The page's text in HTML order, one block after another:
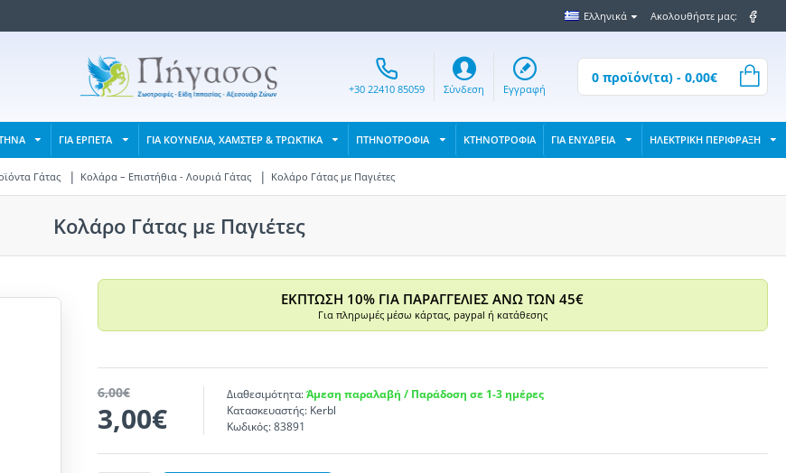
Ελληνικά Ακολουθήστε μας:
+30 22410 85059 Σύνδεση Εγγραφή
0 προϊόν(τα) - 0,00€
ΓΙΑ ΕΡΠΕΤΑ ΓΙΑ ΚΟΥΝΕΛΙΑ, ΧΑΜΣΤΕΡ & ΤΡΩΚΤΙΚΑ ΠΤΗΝΟΤΡΟΦΙΑ ΚΤΗΝΟΤΡΟΦΙΑ ΓΙΑ ΕΝΥΔΡΕΙΑ ΗΛΕΚΤΡΙΚΗ ΠΕΡΙΦΡΑΞΗ
Γάτας Κολάρα – Επιστήθια - Λουριά Γάτας Κολάρο Γάτας με Παγιέτες
Κολάρο Γάτας με Παγιέτες
ΕΚΠΤΩΣΗ 10% ΓΙΑ ΠΑΡΑΓΓΕΛΙΕΣ ΑΝΩ ΤΩΝ 45€
Για πληρωμές μέσω κάρτας, paypal ή κατάθεσης
3,00€
6,00€ Διαθεσιμότητα: Άμεση παραλαβή / Παράδοση σε 1-3 ημέρες
Κατασκευαστής: Kerbl
Κωδικός: 83891